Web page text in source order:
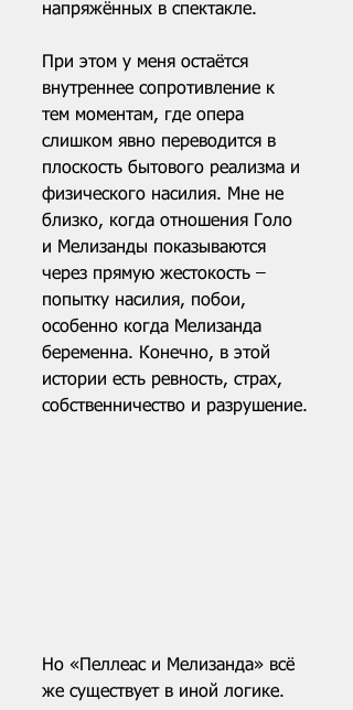
напряжённых в спектакле.
При этом у меня остаётся
внутреннее сопротивление к
тем моментам, где опера
слишком явно переводится в
плоскость бытового реализма и
физического насилия. Мне не
близко, когда отношения Голо
и Мелизанды показываются
через прямую жестокость –
попытку насилия, побои,
особенно когда Мелизанда
беременна. Конечно, в этой
истории есть ревность, страх,
собственничество и разрушение.
Но «Пеллеас и Мелизанда» всё
же существует в иной логике.